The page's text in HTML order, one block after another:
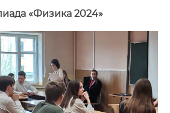
«Физика 2024»